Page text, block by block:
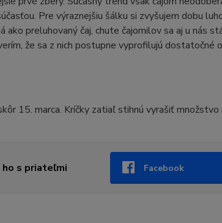
Pre výraznejšiu šálku si zvyšujem dobu
ako preluhovaný čaj, chute čajomilov sa aj u nás
že sa z nich postupne vyprofilujú dostatočné
15. marca. Kríčky zatiaľ stihnú vyrašiť
ho s priateľmi Facebook